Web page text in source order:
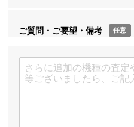
ご質問・ご要望・備考 任意